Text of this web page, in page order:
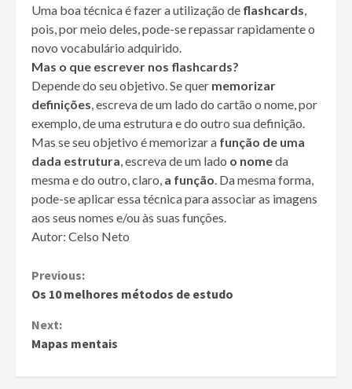
Uma boa técnica é fazer a utilização de flashcards,
pois, por meio deles, pode-se repassar rapidamente o
novo vocabulário adquirido.
Mas o que escrever nos flashcards?
Depende do seu objetivo. Se quer memorizar
definições, escreva de um lado do cartão o nome, por
exemplo, de uma estrutura e do outro sua definição.
Mas se seu objetivo é memorizar a função de uma
dada estrutura, escreva de um lado o nomeda
mesma e do outro, claro, a função. Da mesma forma,
pode-se aplicar essa técnica para associar as imagens
aos seus nomes e/ou às suas funções.
Autor: Celso Neto
Continue
Previous:
Os 10 melhores métodos de estudo
Next:
Mapas mentais